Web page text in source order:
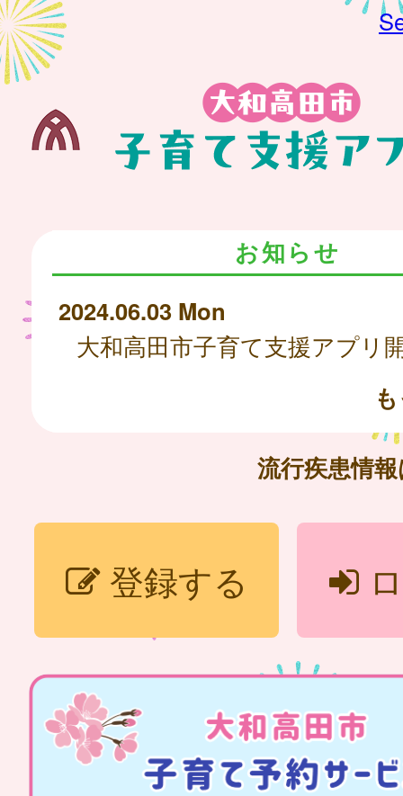
お知らせ
2024.06.03 Mon
流行疾患情
登録する